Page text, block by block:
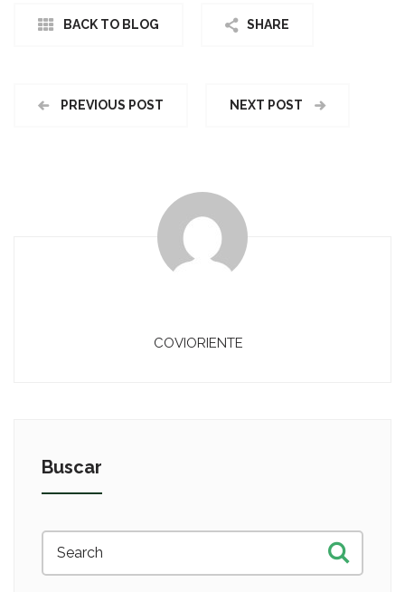
BACK TO BLOG SHARE
PREVIOUS POST NEXT POST
COVIORIENTE
Buscar